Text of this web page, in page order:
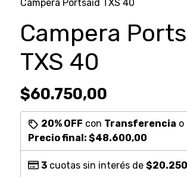
Campera Portsaid TXS 40
Campera
TXS 40
$60.750,00
20% OFF con Transferencia o
Precio final: $48.600,00
3cuotas sin interés de